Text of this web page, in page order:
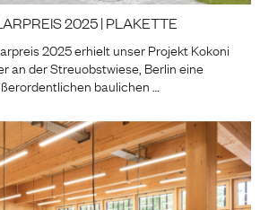
2025 | PLAKETTE
2025 erhielt unser Projekt Kokoni
an der Streuobstwiese, Berlin eine
baulichen …